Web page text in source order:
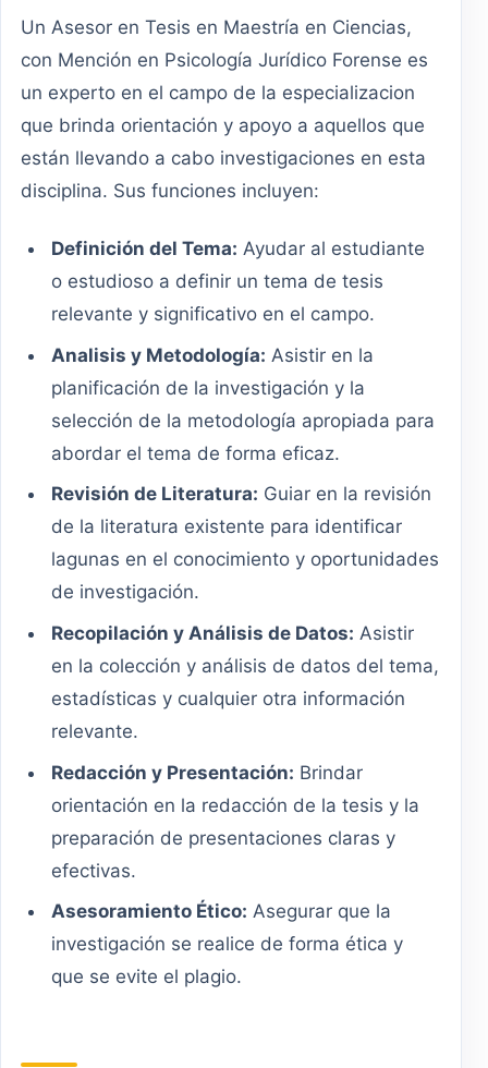
Un Asesor en Tesis en Maestría en Ciencias,
con Mención en Psicología Jurídico Forense es
un experto en el campo de la especializacion
que brinda orientación y apoyo a aquellos que
están llevando a cabo investigaciones en esta
disciplina. Sus funciones incluyen:
Definición del Tema: Ayudar al estudiante
o estudioso a definir un tema de tesis
relevante y significativo en el campo.
Analisis y Metodología: Asistir en la
planificación de la investigación y la
selección de la metodología apropiada para
abordar el tema de forma eficaz.
Revisión de Literatura: Guiar en la revisión
de la literatura existente para identificar
lagunas en el conocimiento y oportunidades
de investigación.
Recopilación y Análisis de Datos: Asistir
en la colección y análisis de datos del tema,
estadísticas y cualquier otra información
relevante.
Redacción y Presentación: Brindar
orientación en la redacción de la tesis y la
preparación de presentaciones claras y
efectivas.
Asesoramiento Ético: Asegurar que la
investigación se realice de forma ética y
que se evite el plagio.